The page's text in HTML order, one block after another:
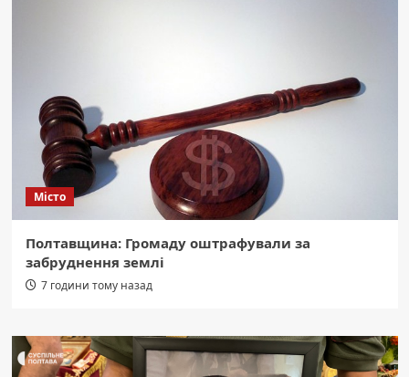
Місто
Полтавщина: Громаду оштрафували за
забруднення землі
7 години тому назад